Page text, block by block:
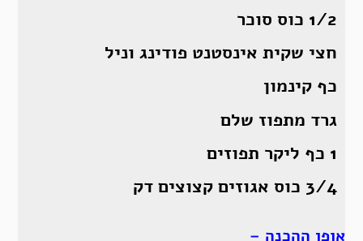
1/2 כוס סוכר
חצי שקית אינסטנט פודינג וניל
כף קינמון
גרד מתפוז שלם
1 כף ליקר תפוזים
3/4 כוס אגוזים קצוצים דק
אופן ההכנה –